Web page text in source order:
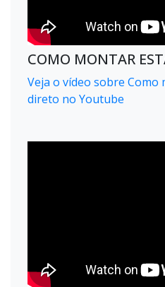
COMO MONTAR
Veja o vídeo sobre
direto no Youtube